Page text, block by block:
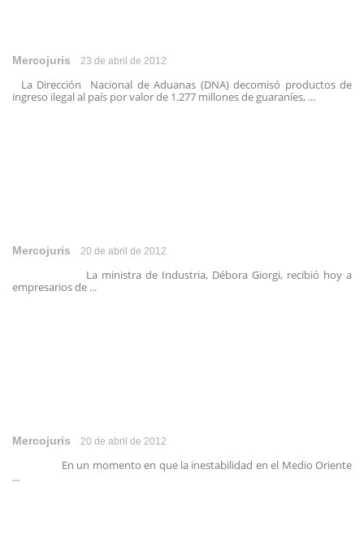
Mercojuris 23 de abril de 2012
La Dirección Nacional de Aduanas (DNA) decomisó productos de
ingreso ilegal al país por valor de 1.277 millones de guaraníes, ...
Mercojuris 20 de abril de 2012
La ministra de Industria, Débora Giorgi, recibió hoy a
empresarios de ...
Mercojuris 20 de abril de 2012
En un momento en que la inestabilidad en el Medio Oriente
...